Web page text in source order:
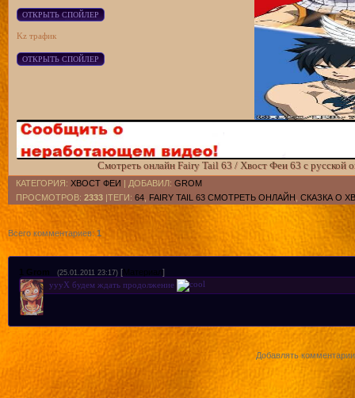
Kz трафик
Смотреть онлайн Fairy Tail 63 / Хвост Феи 63 с русской
КАТЕГОРИЯ: ХВОСТ ФЕИ | ДОБАВИЛ: GROM
ПРОСМОТРОВ: 2333 |ТЕГИ: 64 FAIRY TAIL 63 СМОТРЕТЬ ОНЛАЙН СКАЗКА О
Всего комментариев: 1
1 Grom (25.01.2011 23:17) [Материал ]
уууХ будем ждать продолжение
Добавлять